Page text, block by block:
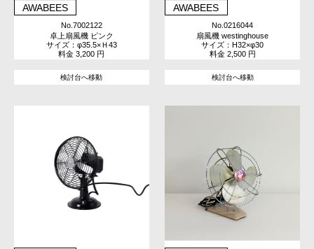
AWABEES
No.7002122
卓上扇風機 ピンク
サイズ：φ35.5×Ｈ43
料金 3,200 円
検討台へ移動
AWABEES
No.0216044
扇風機 westinghouse
サイズ：H32×φ30
料金 2,500 円
検討台へ移動